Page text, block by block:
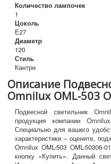
Количество лампочек
1
Цоколь
E27
Диаметр
120
Стиль
Кантри
Описание
Omnilux OML-503
Подвесной светильник
продукция компании
Специально для вашего
характеристики – оцените,
Omnilux OML-503 OML-50306-
кнопку «Купить». Данный